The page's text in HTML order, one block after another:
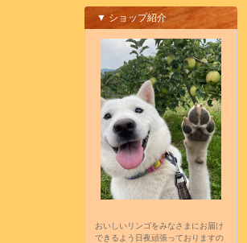
▼ ショップ紹介
おいしいリンゴをみなさまにお届け
できるよう日夜頑張っておりますの